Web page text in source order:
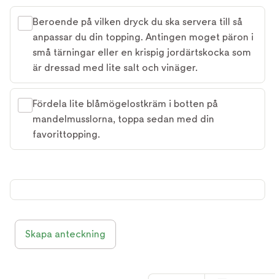
Beroende på vilken dryck du ska servera till så
anpassar du din topping. Antingen moget päron i
små tärningar eller en krispig jordärtskocka som
är dressad med lite salt och vinäger.
Fördela lite blåmögelostkräm i botten på
mandelmusslorna, toppa sedan med din
favorittopping.
Skapa anteckning